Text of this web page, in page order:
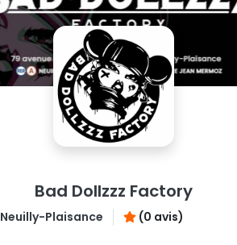
Bad Dollzzz Factory
Neuilly-Plaisance (0 avis)